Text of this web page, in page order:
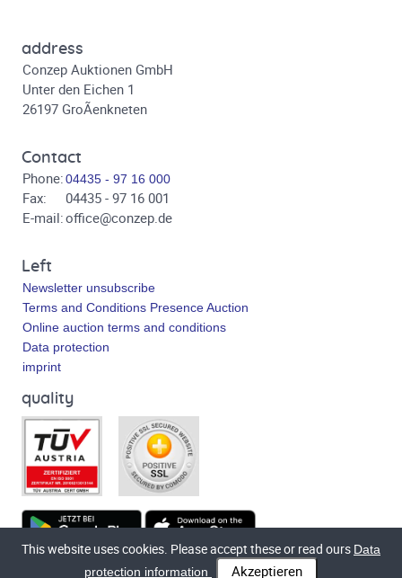
address
Conzep Auktionen GmbH
Unter den Eichen 1
26197 GroÃenkneten
Contact
Phone:04435 - 97 16 000
Fax:
04435 - 97 16 001
E-mail:office@conzep.de
Left
Newsletter unsubscribe
Terms and Conditions Presence Auction
Online auction terms and conditions
Data protection
imprint
quality
Technical implementationbluetronix.de
This website uses cookies. Please accept these or read ours Data
protection information